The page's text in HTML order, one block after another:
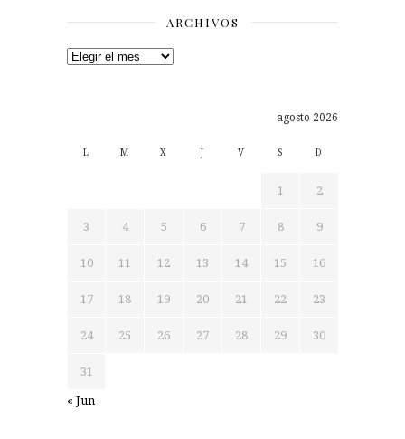
ARCHIVOS
Archivos
agosto 2026
L M X J V S D
1 2
3 4 5 6 7 8 9
10 11 12 13 14 15 16
17 18 19 20 21 22 23
24 25 26 27 28 29 30
31
« Jun